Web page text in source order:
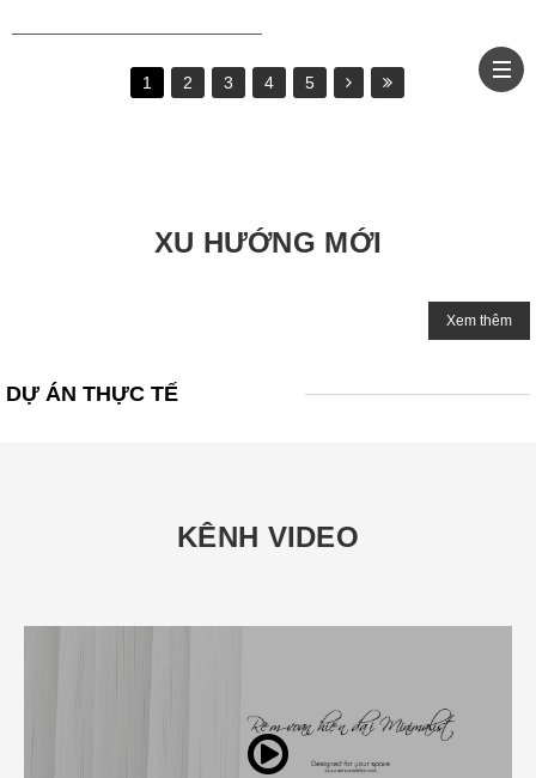
1 2 3 4 5
XU HƯỚNG MỚI
Xem thêm
DỰ ÁN THỰC TẾ
KÊNH VIDEO